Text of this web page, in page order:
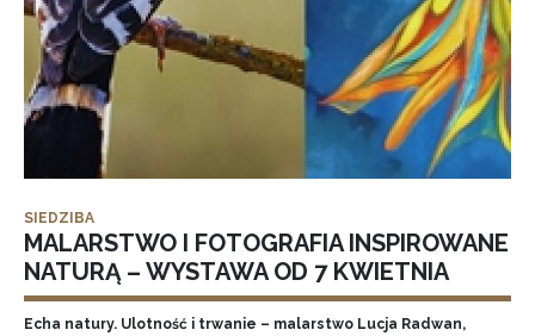
SIEDZIBA
MALARSTWO I FOTOGRAFIA INSPIROWANE
NATURĄ – WYSTAWA OD 7 KWIETNIA
Echa natury. Ulotność i trwanie – malarstwo Lucja Radwan,